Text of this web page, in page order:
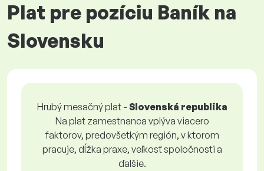
Plat pre pozíciu Baník na
Slovensku
Hrubý mesačný plat - Slovenská republika
Na plat zamestnanca vplýva viacero
faktorov, predovšetkým región, v ktorom
pracuje, dĺžka praxe, veľkosť spoločnosti a
ďalšie.